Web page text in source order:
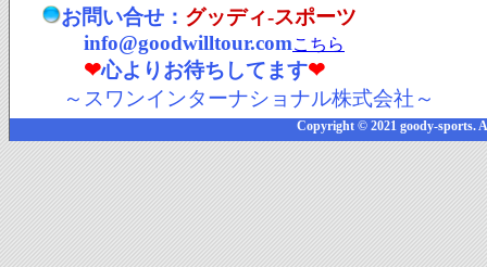
お問い合せ： グッディ-スポーツ
info@goodwilltour.comこちら
❤心よりお待ちしてます❤
～スワンインターナショナル株式会社～
Copyright © 2021 goody-sports.